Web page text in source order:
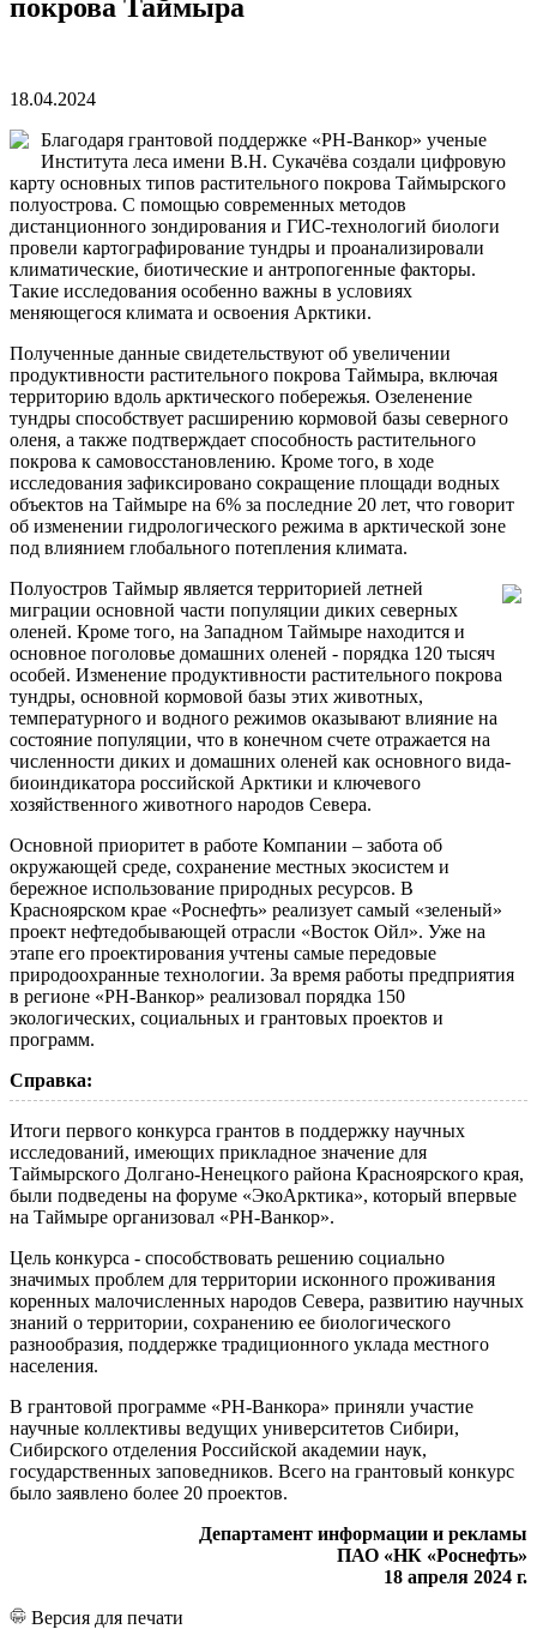
покрова Таймыра
18.04.2024
Благодаря грантовой поддержке «РН-Ванкор» ученые
Института леса имени В.Н. Сукачёва создали цифровую
карту основных типов растительного покрова Таймырского
полуострова. С помощью современных методов
дистанционного зондирования и ГИС-технологий биологи
провели картографирование тундры и проанализировали
климатические, биотические и антропогенные факторы.
Такие исследования особенно важны в условиях
меняющегося климата и освоения Арктики.
Полученные данные свидетельствуют об увеличении
продуктивности растительного покрова Таймыра, включая
территорию вдоль арктического побережья. Озеленение
тундры способствует расширению кормовой базы северного
оленя, а также подтверждает способность растительного
покрова к самовосстановлению. Кроме того, в ходе
исследования зафиксировано сокращение площади водных
объектов на Таймыре на 6% за последние 20 лет, что говорит
об изменении гидрологического режима в арктической зоне
под влиянием глобального потепления климата.
Полуостров Таймыр является территорией летней
миграции основной части популяции диких северных
оленей. Кроме того, на Западном Таймыре находится и
основное поголовье домашних оленей - порядка 120 тысяч
особей. Изменение продуктивности растительного покрова
тундры, основной кормовой базы этих животных,
температурного и водного режимов оказывают влияние на
состояние популяции, что в конечном счете отражается на
численности диких и домашних оленей как основного вида-
биоиндикатора российской Арктики и ключевого
хозяйственного животного народов Севера.
Основной приоритет в работе Компании – забота об
окружающей среде, сохранение местных экосистем и
бережное использование природных ресурсов. В
Красноярском крае «Роснефть» реализует самый «зеленый»
проект нефтедобывающей отрасли «Восток Ойл». Уже на
этапе его проектирования учтены самые передовые
природоохранные технологии. За время работы предприятия
в регионе «РН-Ванкор» реализовал порядка 150
экологических, социальных и грантовых проектов и
программ.
Справка:
Итоги первого конкурса грантов в поддержку научных
исследований, имеющих прикладное значение для
Таймырского Долгано-Ненецкого района Красноярского края,
были подведены на форуме «ЭкоАрктика», который впервые
на Таймыре организовал «РН-Ванкор».
Цель конкурса - способствовать решению социально
значимых проблем для территории исконного проживания
коренных малочисленных народов Севера, развитию научных
знаний о территории, сохранению ее биологического
разнообразия, поддержке традиционного уклада местного
населения.
В грантовой программе «РН-Ванкора» приняли участие
научные коллективы ведущих университетов Сибири,
Сибирского отделения Российской академии наук,
государственных заповедников. Всего на грантовый конкурс
было заявлено более 20 проектов.
Департамент информации и рекламы
ПАО «НК «Роснефть»
18 апреля 2024 г.
Версия для печати